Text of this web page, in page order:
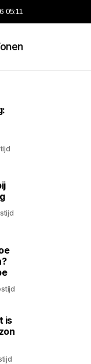
05:11
is